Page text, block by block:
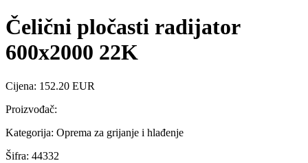
Čelični pločasti radijator
600x2000 22K
Cijena: 152.20 EUR
Proizvođač:
Kategorija: Oprema za grijanje i hlađenje
Šifra: 44332